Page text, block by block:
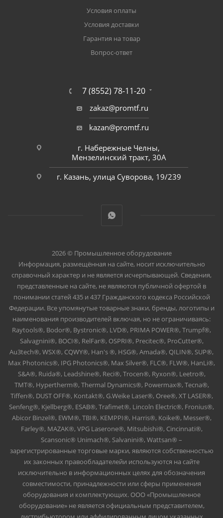
Условия оплаты
Условия доставки
Гарантия на товар
Вопрос-ответ
7 (8552) 78-11-20
zakaz@promtf.ru
kazan@promtf.ru
г. Набережные Челны,
Мензелинский тракт, 30А
г. Казань, улица Суворова, 19/239
2026 © Промышленное оборудование
Информация, размещённая на сайте, носит исключительно
справочный характер и не является исчерпывающей. Сведения,
представленные на сайте, не являются публичной офертой в
понимании статей 435 и 437 Гражданского кодекса Российской
Федерации. Все упомянутые товарные знаки, бренды, логотипы и
наименования производителей включая, но не ограничиваясь:
Raytools®, Bodor®, Bystronic®, LVD®, PRIMA POWER®, Trumpf®,
Salvagnini®, BOCI®, RelFar®, OSPRI®, Precitec®, ProCutter®,
Au3tech®, WSX®, CQWY®, Han's ®, HSG®, Amada®, QILIN®, SUP®,
Max Photonics®, IPG Photonics®, Max Silver®, FLC®, FLW®, HanLi®,
S&A®, Ruida®, Leadshine®, Reci®, Trocen®, Ryxon®, Leetro®,
TMT®, Hypertherm®, Thermal Dynamics®, Powermax®, Tecna®,
Tiffen®, DUST OFF®, Kontakt®, G.Weike Laser®, Oree®, XT LASER®,
Senfeng®, Kjellberg®, ESAB®, Trafimet®, Lincoln Electric®, Fronius®,
Abicor Binzel®, EWM®, TBI®, KEMPPI®, Harris®, Koike®, Messer®,
Farley®, MAZAK®, VPG Laserone®, Mitsubishi®, Cincinnati®,
Scansonic® Unimach®, Salvanini®, Wattsan® –
зарегистрированные торговые марки, являются собственностью
их законных правообладателейи используются на сайте
исключительно в информационных целях для обозначения
совместимости, принадлежности или сферы применения
оборудования и комплектующих. ООО «Промышленное
оборудование» не является официальным представителем,